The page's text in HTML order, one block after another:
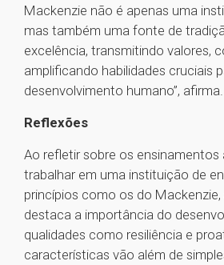
Mackenzie não é apenas uma
mas também uma fonte de
excelência, transmitindo valores,
amplificando habilidades cruciais
desenvolvimento humano”, afirma.
Reflexões
Ao refletir sobre os ensinamentos
trabalhar em uma instituição de
princípios como os do Mackenzie,
destaca a importância do
qualidades como resiliência e
características vão além de